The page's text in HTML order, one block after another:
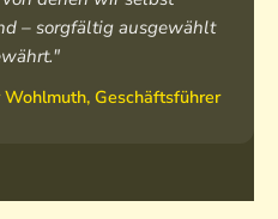
– sorgfältig ausgewählt
Geschäftsführer